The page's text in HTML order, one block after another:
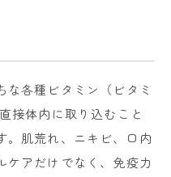
各種ビタミン（ビタミ
接体内に取り込むこと
。肌荒れ、ニキビ、口内
ケアだけでなく、免疫力